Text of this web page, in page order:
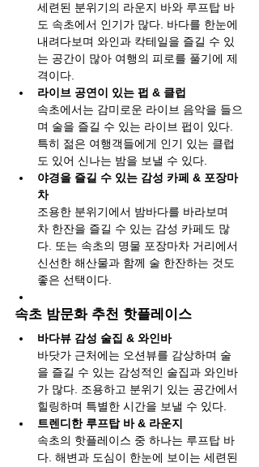
세련된 분위기의 라운지 바와 루프탑 바
도 속초에서 인기가 많다. 바다를 한눈에
내려다보며 와인과 칵테일을 즐길 수 있
는 공간이 많아 여행의 피로를 풀기에 제
격이다.
라이브 공연이 있는 펍 & 클럽
속초에서는 감미로운 라이브 음악을 들으
며 술을 즐길 수 있는 라이브 펍이 있다.
특히 젊은 여행객들에게 인기 있는 클럽
도 있어 신나는 밤을 보낼 수 있다.
야경을 즐길 수 있는 감성 카페 & 포장마
차
조용한 분위기에서 밤바다를 바라보며
차 한잔을 즐길 수 있는 감성 카페도 많
다. 또는 속초의 명물 포장마차 거리에서
신선한 해산물과 함께 술 한잔하는 것도
좋은 선택이다.
속초 밤문화 추천 핫플레이스
바다뷰 감성 술집 & 와인바
바닷가 근처에는 오션뷰를 감상하며 술
을 즐길 수 있는 감성적인 술집과 와인바
가 많다. 조용하고 분위기 있는 공간에서
힐링하며 특별한 시간을 보낼 수 있다.
트렌디한 루프탑 바 & 라운지
속초의 핫플레이스 중 하나는 루프탑 바
다. 해변과 도심이 한눈에 보이는 세련된